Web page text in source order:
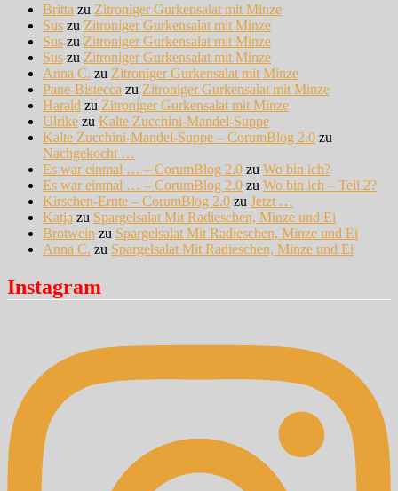
Britta zu Zitroniger Gurkensalat mit Minze
Sus zu Zitroniger Gurkensalat mit Minze
Sus zu Zitroniger Gurkensalat mit Minze
Sus zu Zitroniger Gurkensalat mit Minze
Anna C. zu Zitroniger Gurkensalat mit Minze
Pane-Bistecca zu Zitroniger Gurkensalat mit Minze
Harald zu Zitroniger Gurkensalat mit Minze
Ulrike zu Kalte Zucchini-Mandel-Suppe
Kalte Zucchini-Mandel-Suppe – CorumBlog 2.0 zu
Nachgekocht …
Es war einmal … – CorumBlog 2.0 zu Wo bin ich?
Es war einmal … – CorumBlog 2.0 zu Wo bin ich – Teil 2?
Kirschen-Ernte – CorumBlog 2.0 zu Jetzt …
Katja zu Spargelsalat Mit Radieschen, Minze und Ei
Brotwein zu Spargelsalat Mit Radieschen, Minze und Ei
Anna C. zu Spargelsalat Mit Radieschen, Minze und Ei
Instagram